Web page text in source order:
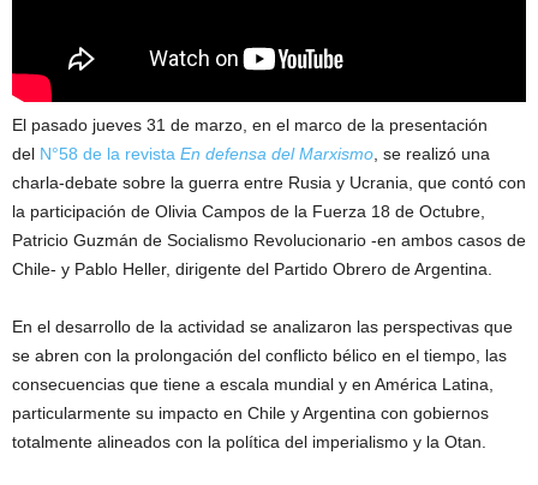
El pasado jueves 31 de marzo, en el marco de la presentación
del N°58 de la revista En defensa del Marxismo , se realizó una
charla-debate sobre la guerra entre Rusia y Ucrania, que contó con
la participación de Olivia Campos de la Fuerza 18 de Octubre,
Patricio Guzmán de Socialismo Revolucionario -en ambos casos de
Chile- y Pablo Heller, dirigente del Partido Obrero de Argentina.
En el desarrollo de la actividad se analizaron las perspectivas que
se abren con la prolongación del conflicto bélico en el tiempo, las
consecuencias que tiene a escala mundial y en América Latina,
particularmente su impacto en Chile y Argentina con gobiernos
totalmente alineados con la política del imperialismo y la Otan.